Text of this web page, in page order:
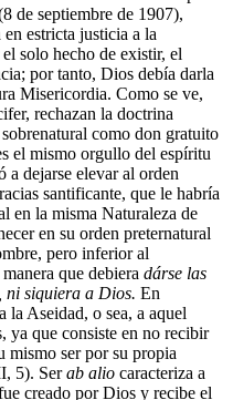
de septiembre de 1907),
estricta justicia a la
solo hecho de existir, el
por tanto, Dios debía darla
Misericordia. Como se ve,
rechazan la doctrina
como don gratuito
el mismo orgullo del espíritu
a dejarse elevar al orden
santificante, que le habría
en la misma Naturaleza de
en su orden preternatural
pero inferior al
que debiera dárse las
ni siquiera a Dios. En
la Aseidad, o sea, a aquel
ya que consiste en no recibir
mismo ser por su propia
5). Serab alio caracteriza a
creado por Dios y recibe el